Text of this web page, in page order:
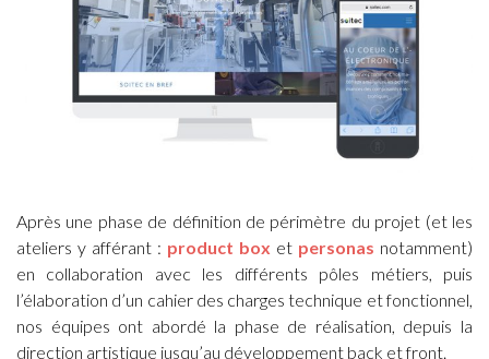
Après une phase de définition de périmètre du projet (et les
ateliers y afférant : product box et personas notamment)
en collaboration avec les différents pôles métiers, puis
l’élaboration d’un cahier des charges technique et fonctionnel,
nos équipes ont abordé la phase de réalisation, depuis la
direction artistique jusqu’au développement back et front.